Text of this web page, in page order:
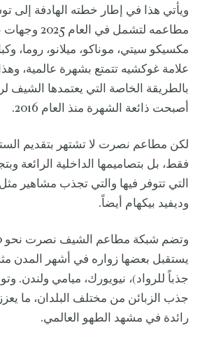
ويأتي هذا في إطار خطته الهادفة إلى
مطاعمه لتشمل
مكسيكو سيتي، موناكو، ميلانو، روما،
علامة غوكشيه تتمتع بشهرة عالمية،
بالطريقة الخاصة التي يعتمدها الشيف
أصبحت ذائعة الشهرة منذ العام 2016.
لكن مطاعم نصرت لا تشتهر بتقديم
فقط، بل بتصاميمها الداخلية الرائعة
التي تتوفر فيها والتي تجذب مشاهير
وديفيد بيكهام أيضاً.
يستقبل بعضها زواره في أشهر المدن
جذباً للرواد)، نيويورك، ميامي ولندن.
جذب الزبائن من مختلف البلدان، ما
رائدة في مشهد الطهو العالمي.